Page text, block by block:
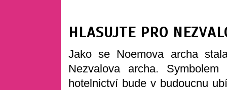
HLASUJTE PRO
Jako se Noemova archa
Nezvalova archa.
hotelnictví bude v budoucnu